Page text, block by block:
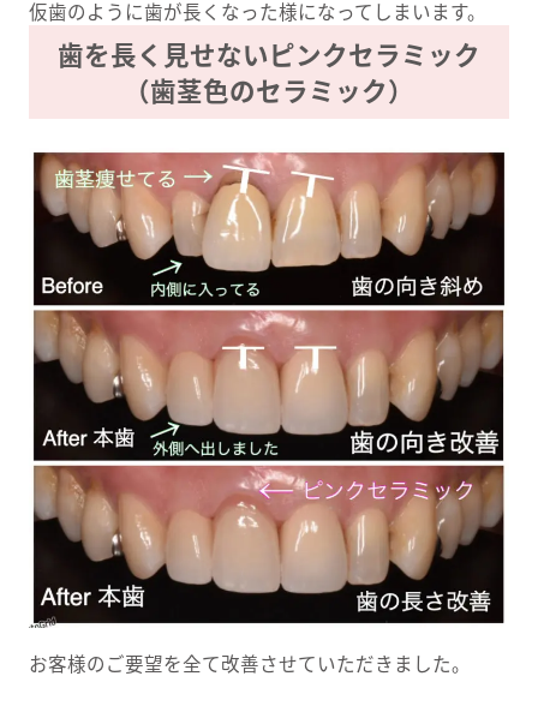
仮歯のように歯が長くなった様になってしまいます。
歯を長く見せないピンクセラミック
（歯茎色のセラミック）
お客様のご要望を全て改善させていただきました。